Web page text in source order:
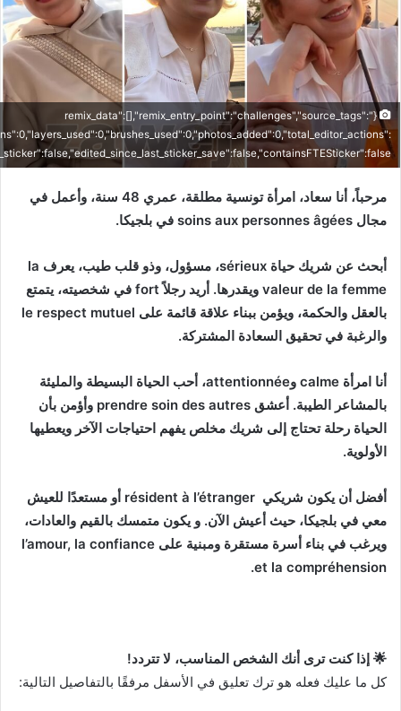
{"remix_data":[],"remix_entry_point":"challenges","source_tags":
مرحباً، أنا سعاد، امرأة تونسية مطلقة، عمري 48 سنة، وأعمل في
مجال soins aux personnes âgées في بلجيكا.
أبحث عن شريك حياة sérieux، مسؤول، وذو قلب طيب، يعرف la
valeur de la femme ويقدرها. أريد رجلاً fort في شخصيته، يتمتع
بالعقل والحكمة، ويؤمن ببناء علاقة قائمة على le respect mutuel
والرغبة في تحقيق السعادة المشتركة.
أنا امرأة calme وattentionnée، أحب الحياة البسيطة والمليئة
بالمشاعر الطيبة. أعشق prendre soin des autres وأؤمن بأن
الحياة رحلة تحتاج إلى شريك مخلص يفهم احتياجات الآخر ويعطيها
الأولوية.
أفضل أن يكون شريكي résident à l’étranger أو مستعدًا للعيش
معي في بلجيكا، حيث أعيش الآن. و يكون متمسك بالقيم والعادات،
ويرغب في بناء أسرة مستقرة ومبنية على l’amour, la confiance
et la compréhension.
🌟 إذا كنت ترى أنك الشخص المناسب، لا تتردد!
كل ما عليك فعله هو ترك تعليق في الأسفل مرفقًا بالتفاصيل التالية: